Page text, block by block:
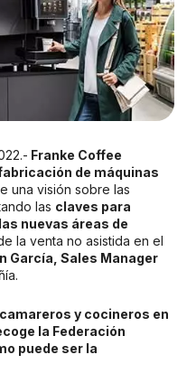
Franke Coffee
de máquinas
una visión sobre las
las claves para
nuevas áreas de
la venta no asistida en el
García, Sales Manager
y cocineros en
la Federación
puede ser la